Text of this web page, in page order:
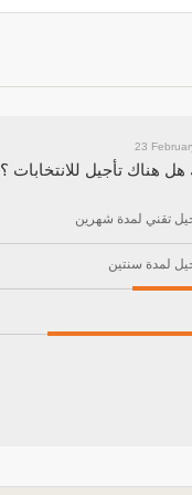
23
هل هناك تأجيل للانتخابات ؟
تقني لمدة شهرين
لمدة سنتين